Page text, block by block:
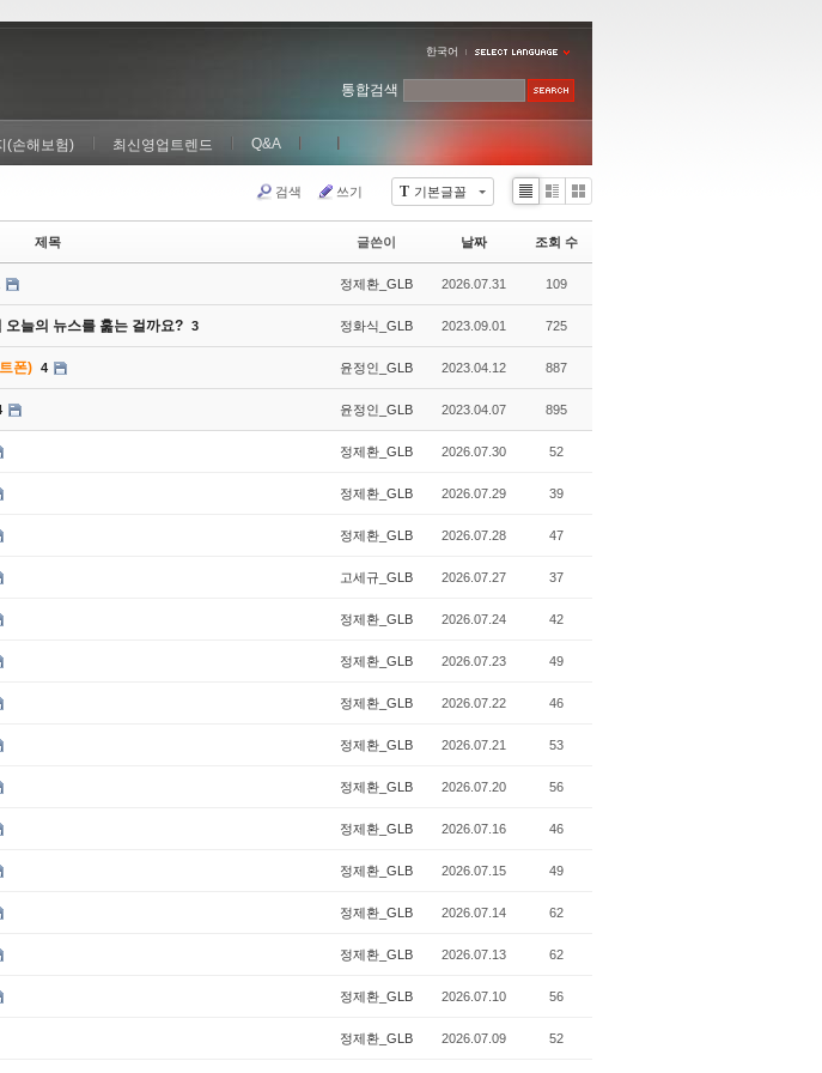
한국어
(손해보험) 최신영업트렌드 Q&A
통합검색
T 기본글꼴
검색 쓰기
Li
Zi
e
G
le
제목 글쓴이 날짜 조회 수
정제환_GLB 2026.07.31 109
오늘의 뉴스를 훑는 걸까요? 3 정화식_GLB 2023.09.01 725
폰) 4 윤정인_GLB 2023.04.12 887
윤정인_GLB 2023.04.07 895
정제환_GLB 2026.07.30 52
정제환_GLB 2026.07.29 39
정제환_GLB 2026.07.28 47
고세규_GLB 2026.07.27 37
정제환_GLB 2026.07.24 42
정제환_GLB 2026.07.23 49
정제환_GLB 2026.07.22 46
정제환_GLB 2026.07.21 53
정제환_GLB 2026.07.20 56
정제환_GLB 2026.07.16 46
정제환_GLB 2026.07.15 49
정제환_GLB 2026.07.14 62
정제환_GLB 2026.07.13 62
정제환_GLB 2026.07.10 56
정제환_GLB 2026.07.09 52